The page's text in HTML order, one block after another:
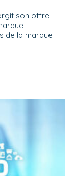
son offre
de la marque